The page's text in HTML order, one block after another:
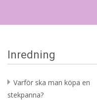
Inredning
Varför ska man köpa en
stekpanna?